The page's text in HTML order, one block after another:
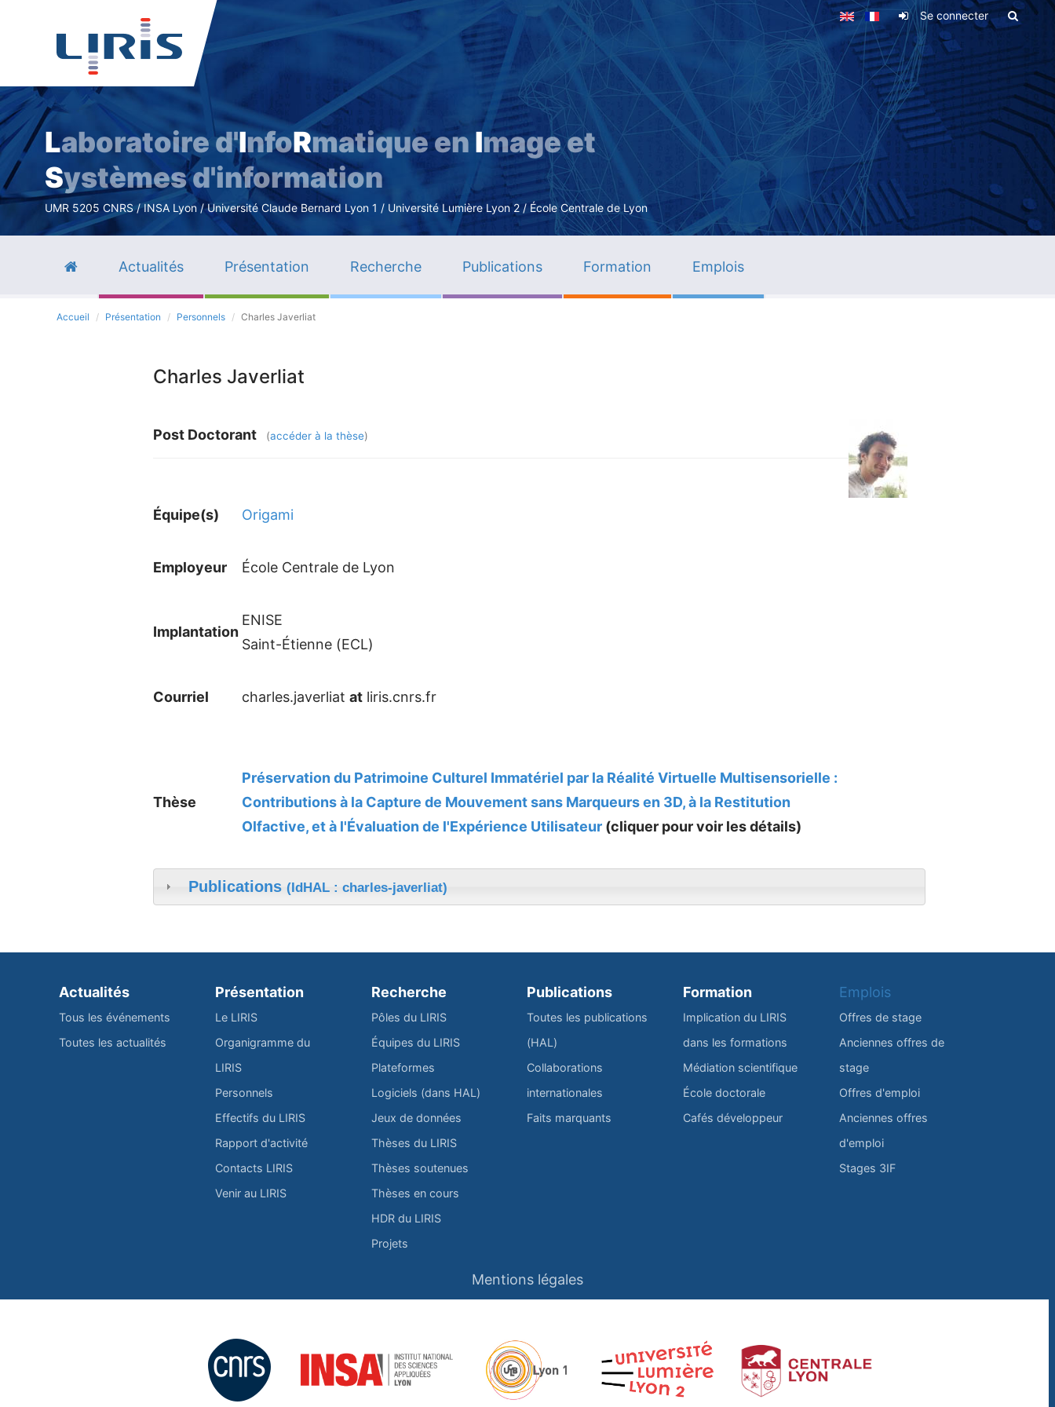
Aller
contenu
principal
Se connecter
Laboratoire d'InfoRmatique en Image et
Systèmes d'information
UMR 5205 CNRS / INSA Lyon / Université Claude Bernard Lyon 1 / Université Lumière Lyon 2 / École Centrale de Lyon
Actualités Présentation Recherche Publications Formation Emplois
Accueil Présentation Personnels Charles Javerliat
Charles Javerliat
Post Doctorant (accéder à la thèse)
Équipe(s) Origami
Employeur École Centrale de Lyon
Implantation
ENISE
Saint-Étienne (ECL)
Courriel charles.javerliat at liris.cnrs.fr
Thèse
Préservation du Patrimoine Culturel Immatériel par la Réalité Virtuelle Multisensorielle :
Contributions à la Capture de Mouvement sans Marqueurs en 3D, à la Restitution
Olfactive, et à l'Évaluation de l'Expérience Utilisateur (cliquer pour voir les détails)
Publications (IdHAL : charles-javerliat)
Actualités
Tous les événements
Toutes les actualités
Présentation
Le LIRIS
Organigramme du
LIRIS
Personnels
Effectifs du LIRIS
Rapport d'activité
Contacts LIRIS
Venir au LIRIS
Recherche
Pôles du LIRIS
Équipes du LIRIS
Plateformes
Logiciels (dans HAL)
Jeux de données
Thèses du LIRIS
Thèses soutenues
Thèses en cours
HDR du LIRIS
Projets
Publications
Toutes les publications
(HAL)
Collaborations
internationales
Faits marquants
Formation
Implication du LIRIS
dans les formations
Médiation scientifique
École doctorale
Cafés développeur
Emplois
Offres de stage
Anciennes offres de
stage
Offres d'emploi
Anciennes offres
d'emploi
Stages 3IF
Mentions légales